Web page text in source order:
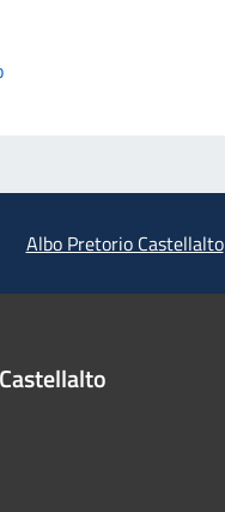
Albo Pretorio Castellalto